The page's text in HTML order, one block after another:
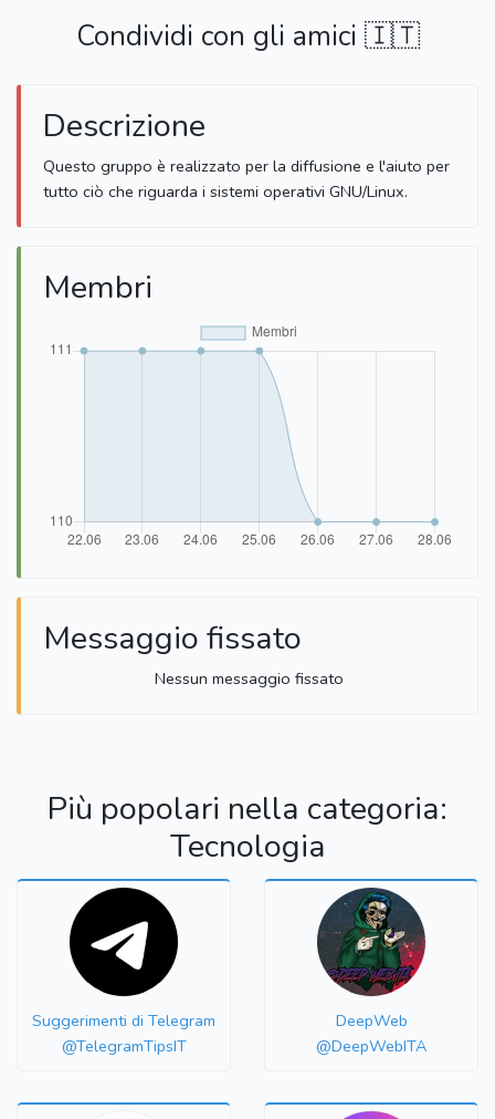
Condividi con gli amici 🇮🇹
Descrizione
Questo gruppo è realizzato per la diffusione e l'aiuto per
tutto ciò che riguarda i sistemi operativi GNU/Linux.
Membri
Messaggio fissato
Nessun messaggio fissato
Più popolari nella categoria:
Tecnologia
Suggerimenti di Telegram
@TelegramTipsIT
DeepWeb
@DeepWebITA